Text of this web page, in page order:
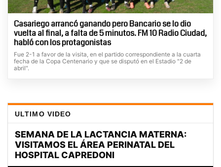
Casariego arrancó ganando pero Bancario se lo dio
vuelta al final, a falta de 5 minutos. FM 10 Radio Ciudad,
habló con los protagonistas
Fue 2-1 a favor de la visita, en el partido correspondiente a la cuarta
fecha de la Copa Centenario y que se disputó en el Estadio "2 de
abril".
ULTIMO VIDEO